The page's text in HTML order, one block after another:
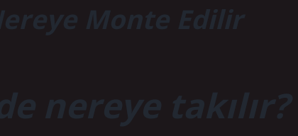
Monte Edilir
nereye takılır?